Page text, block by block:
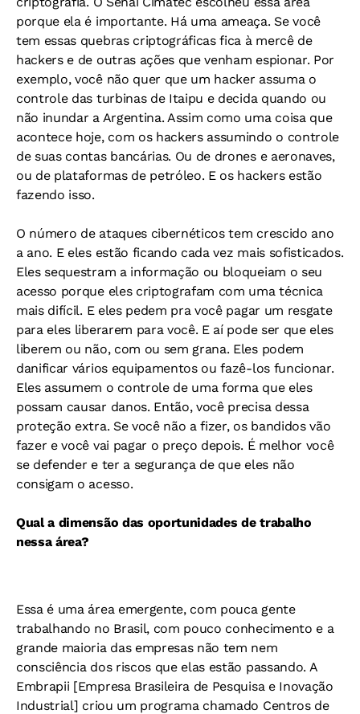
porque ela é importante. Há uma ameaça. Se você
tem essas quebras criptográficas fica à mercê de
hackers e de outras ações que venham espionar. Por
exemplo, você não quer que um hacker assuma o
controle das turbinas de Itaipu e decida quando ou
não inundar a Argentina. Assim como uma coisa que
acontece hoje, com os hackers assumindo o controle
de suas contas bancárias. Ou de drones e aeronaves,
ou de plataformas de petróleo. E os hackers estão
fazendo isso.
O número de ataques cibernéticos tem crescido ano
a ano. E eles estão ficando cada vez mais sofisticados.
Eles sequestram a informação ou bloqueiam o seu
acesso porque eles criptografam com uma técnica
mais difícil. E eles pedem pra você pagar um resgate
para eles liberarem para você. E aí pode ser que eles
liberem ou não, com ou sem grana. Eles podem
danificar vários equipamentos ou fazê-los funcionar.
Eles assumem o controle de uma forma que eles
possam causar danos. Então, você precisa dessa
proteção extra. Se você não a fizer, os bandidos vão
fazer e você vai pagar o preço depois. É melhor você
se defender e ter a segurança de que eles não
consigam o acesso.
Qual a dimensão das oportunidades de trabalho
nessa área?
Essa é uma área emergente, com pouca gente
trabalhando no Brasil, com pouco conhecimento e a
grande maioria das empresas não tem nem
consciência dos riscos que elas estão passando. A
Embrapii [Empresa Brasileira de Pesquisa e Inovação
Industrial] criou um programa chamado Centros de